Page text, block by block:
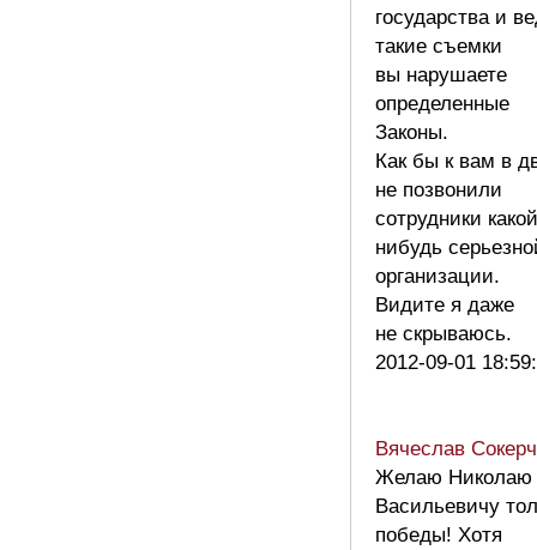
государства и
такие съемки
вы нарушаете
определенные
Законы.
Как бы к вам в
не позвонили
сотрудники какой
нибудь
организации.
Видите я даже
не скрываюсь.
2012-09-01
Вячеслав
Желаю Николаю
Васильевичу
победы! Хотя